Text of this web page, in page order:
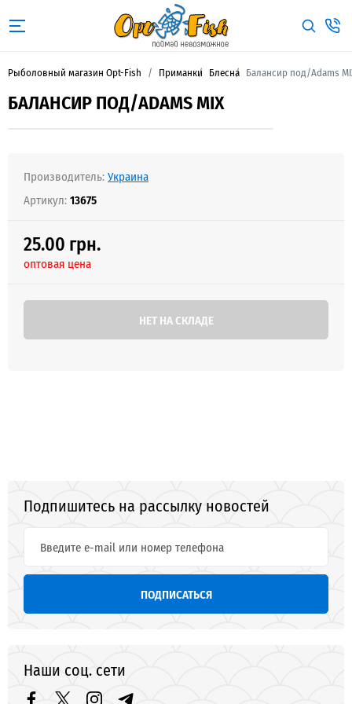
Рыболовный магазин Opt-Fish Приманки Блесна Балансир под/Adams
БАЛАНСИР ПОД/ADAMS MIX
Производитель:Украина
Артикул:13675
25.00 грн.
оптовая цена
НЕТ НА СКЛАДЕ
Подпишитесь на рассылку новостей
ПОДПИСАТЬСЯ
Наши соц. сети